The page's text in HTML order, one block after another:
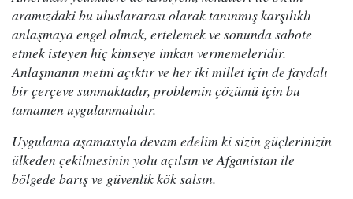
aramızdaki bu uluslararası olarak tanınmış karşılıklı
anlaşmaya engel olmak, ertelemek ve sonunda sabote
etmek isteyen hiç kimseye imkan vermemeleridir.
Anlaşmanın metni açıktır ve her iki millet için de faydalı
bir çerçeve sunmaktadır, problemin çözümü için bu
tamamen uygulanmalıdır.
Uygulama aşamasıyla devam edelim ki sizin güçlerinizin
ülkeden çekilmesinin yolu açılsın ve Afganistan ile
bölgede barış ve güvenlik kök salsın.